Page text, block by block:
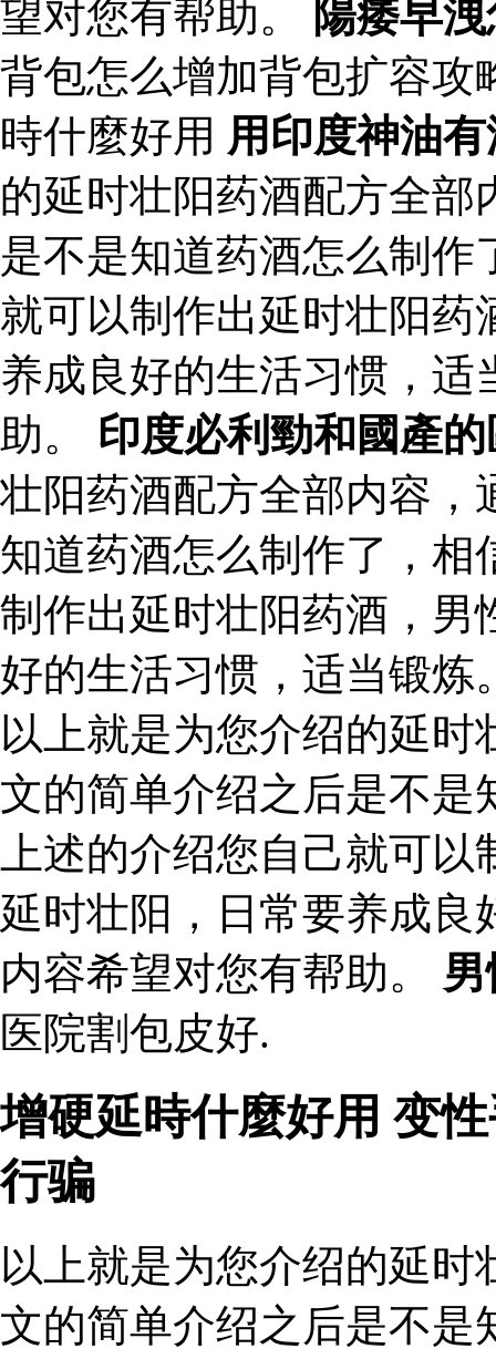
望对您有帮助。
陽痿早
背包怎么增加背包扩容攻
時什麼好用 用印度神油
的延时壮阳药酒配方全
是不是知道药酒怎么制
就可以制作出延时壮阳药
养成良好的生活习惯，
助。 印度必利勁和國產
壮阳药酒配方全部内容，
知道药酒怎么制作了，相
制作出延时壮阳药酒，男
好的生活习惯，适当锻炼
以上就是为您介绍的延
文的简单介绍之后是不是
上述的介绍您自己就可
延时壮阳，日常要养成良
内容希望对您有帮助。
医院割包皮好.
增硬延時什麼好用 变
行骗
以上就是为您介绍的延
文的简单介绍之后是不是